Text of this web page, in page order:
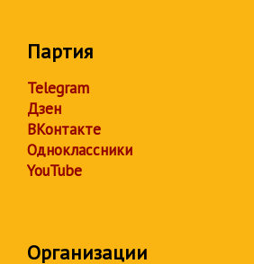
Партия
Telegram
Дзен
ВКонтакте
Одноклассники
YouTube
Организации